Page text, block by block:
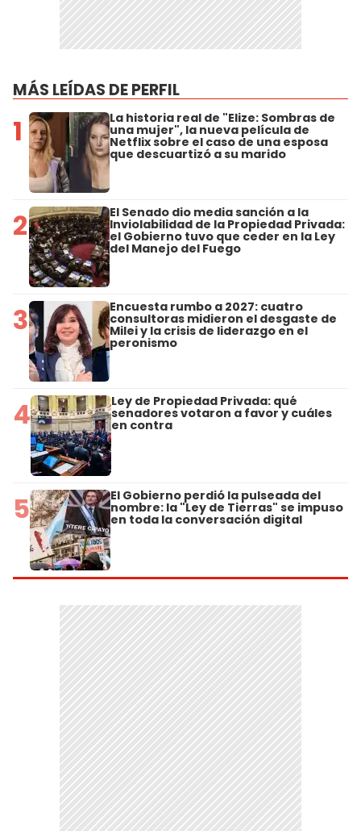
MÁS LEÍDAS DE PERFIL
1 La historia real de "Elize: Sombras de
una mujer", la nueva película de
Netflix sobre el caso de una esposa
que descuartizó a su marido
2 El Senado dio media sanción a la
Inviolabilidad de la Propiedad Privada:
el Gobierno tuvo que ceder en la Ley
del Manejo del Fuego
3 Encuesta rumbo a 2027: cuatro
consultoras midieron el desgaste de
Milei y la crisis de liderazgo en el
peronismo
4 Ley de Propiedad Privada: qué
senadores votaron a favor y cuáles
en contra
5 El Gobierno perdió la pulseada del
nombre: la "Ley de Tierras" se impuso
en toda la conversación digital